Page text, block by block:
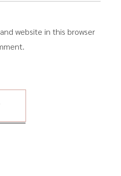
website in this browser